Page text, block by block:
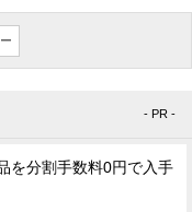
- PR -
を分割手数料0円で入手